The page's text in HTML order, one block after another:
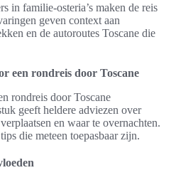
in familie-osteria’s maken de reis
geven context aan
en de autoroutes Toscane die
een rondreis door Toscane
rondreis door Toscane
geeft heldere adviezen over
en waar te overnachten.
die meteen toepasbaar zijn.